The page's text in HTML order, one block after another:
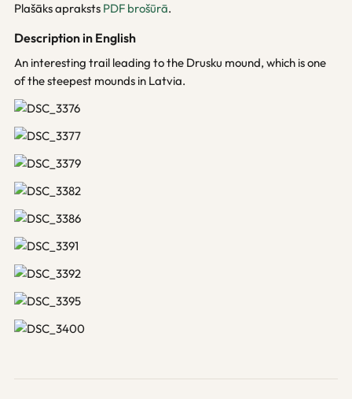
Plašāks apraksts PDF brošūrā.
Description in English
An interesting trail leading to the Drusku mound, which is one
of the steepest mounds in Latvia.